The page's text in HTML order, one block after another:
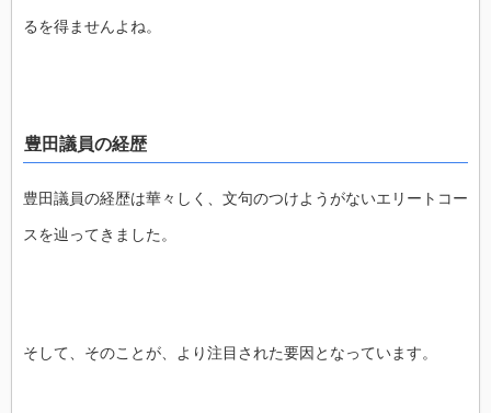
るを得ませんよね。
豊田議員の経歴
豊田議員の経歴は華々しく、文句のつけようがないエリートコー
スを辿ってきました。
そして、そのことが、より注目された要因となっています。